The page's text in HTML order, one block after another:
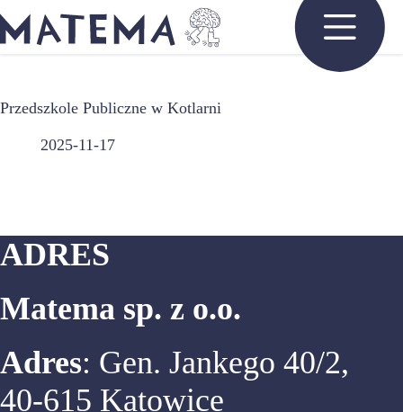
do
treści
Przedszkole Publiczne w Kotlarni
2025-11-17
ADRES
Matema sp. z o.o.
Adres: Gen. Jankego 40/2,
40-615 Katowice